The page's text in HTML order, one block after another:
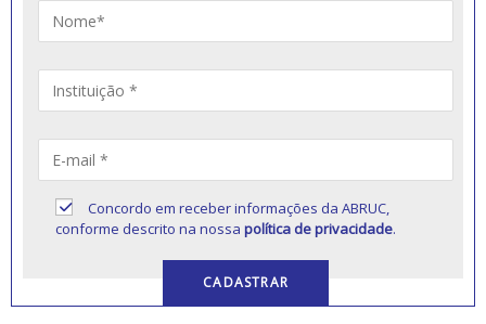
Concordo em receber informações da ABRUC,
conforme descrito na nossapolítica de privacidade.